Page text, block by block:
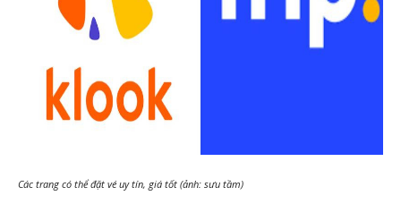
Các trang có thể đặt vé uy tín, giá tốt (ảnh: sưu tầm)